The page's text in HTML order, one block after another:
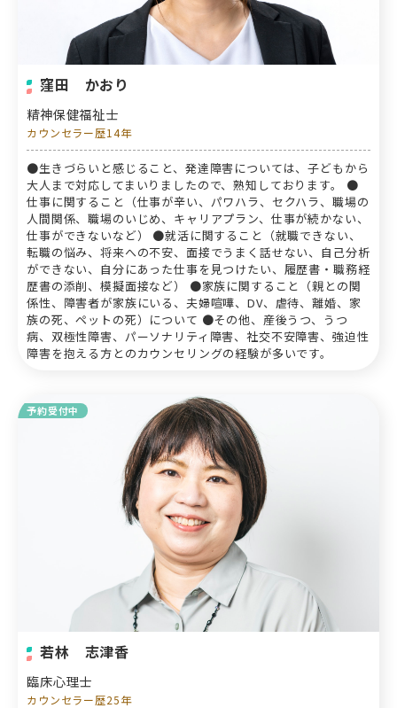
窪田 かおり
精神保健福祉士
カウンセラー歴14年
●生きづらいと感じること、発達障害については、子どもから
大人まで対応してまいりましたので、熟知しております。 ●
仕事に関すること（仕事が辛い、パワハラ、セクハラ、職場の
人間関係、職場のいじめ、キャリアプラン、仕事が続かない、
仕事ができないなど） ●就活に関すること（就職できない、
転職の悩み、将来への不安、面接でうまく話せない、自己分析
ができない、自分にあった仕事を見つけたい、履歴書・職務経
歴書の添削、模擬面接など） ●家族に関すること（親との関
係性、障害者が家族にいる、夫婦喧嘩、DV、虐待、離婚、家
族の死、ペットの死）について ●その他、産後うつ、うつ
病、双極性障害、パーソナリティ障害、社交不安障害、強迫性
障害を抱える方とのカウンセリングの経験が多いです。
予約受付中
若林 志津香
臨床心理士
カウンセラー歴25年